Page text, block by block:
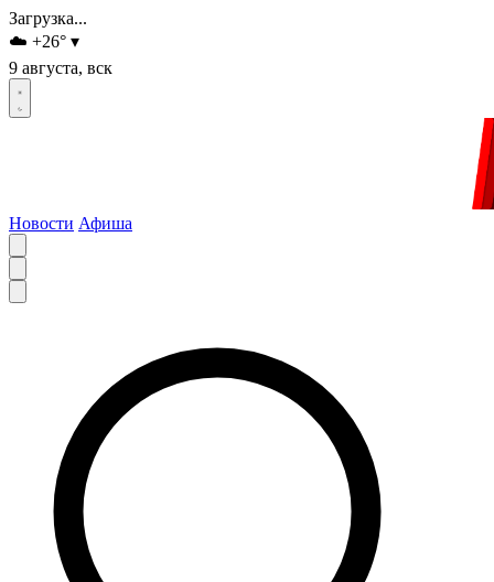
Загрузка...
☁️ +26° ▾
9 августа, вск
Новости Афиша